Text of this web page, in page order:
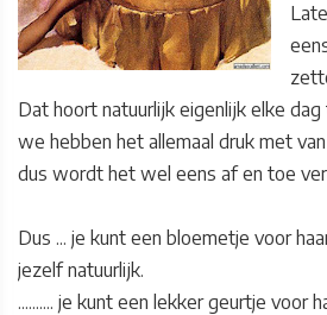
Dat hoort natuurlijk eigenlijk elke dag
we hebben het allemaal druk met
dus wordt het wel eens af en toe
Dus ... je kunt een bloemetje voor
jezelf natuurlijk.
.......... je kunt een lekker geurtje voor